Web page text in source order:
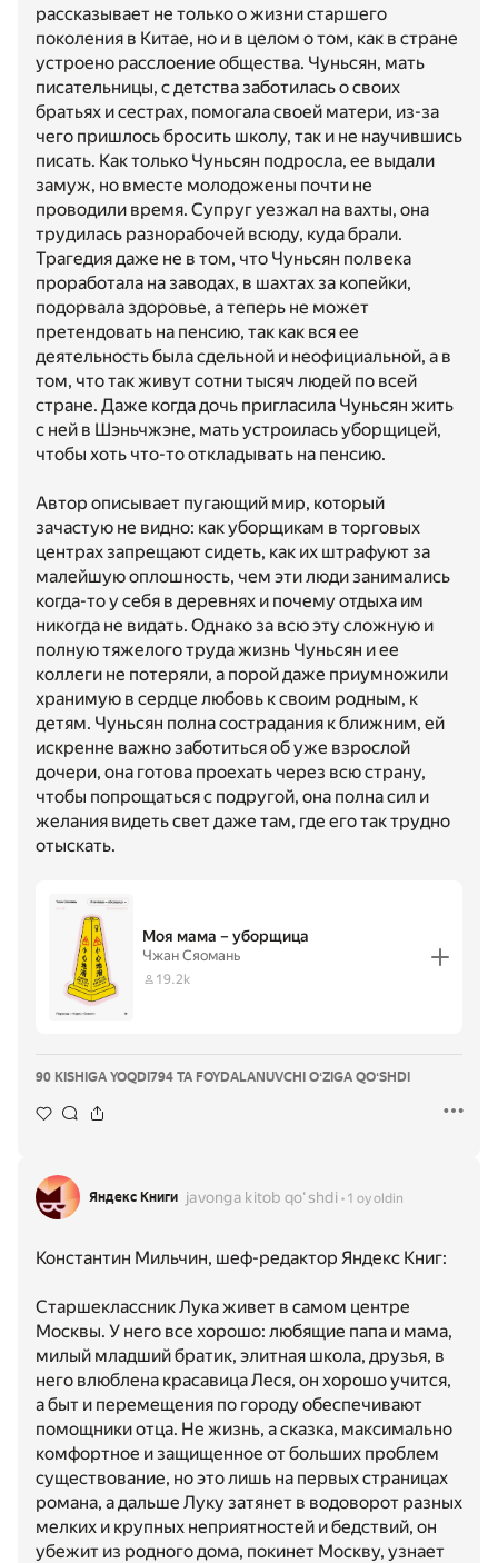
рассказывает не только о жизни старшего
поколения в Китае, но и в целом о том, как в стране
устроено расслоение общества. Чуньсян, мать
писательницы, с детства заботилась о своих
братьях и сестрах, помогала своей матери, из-за
чего пришлось бросить школу, так и не научившись
писать. Как только Чуньсян подросла, ее выдали
замуж, но вместе молодожены почти не
проводили время. Супруг уезжал на вахты, она
трудилась разнорабочей всюду, куда брали.
Трагедия даже не в том, что Чуньсян полвека
проработала на заводах, в шахтах за копейки,
подорвала здоровье, а теперь не может
претендовать на пенсию, так как вся ее
деятельность была сдельной и неофициальной, а в
том, что так живут сотни тысяч людей по всей
стране. Даже когда дочь пригласила Чуньсян жить
с ней в Шэньчжэне, мать устроилась уборщицей,
чтобы хоть что-то откладывать на пенсию.
Автор описывает пугающий мир, который
зачастую не видно: как уборщикам в торговых
центрах запрещают сидеть, как их штрафуют за
малейшую оплошность, чем эти люди занимались
когда-то у себя в деревнях и почему отдыха им
никогда не видать. Однако за всю эту сложную и
полную тяжелого труда жизнь Чуньсян и ее
коллеги не потеряли, а порой даже приумножили
хранимую в сердце любовь к своим родным, к
детям. Чуньсян полна сострадания к ближним, ей
искренне важно заботиться об уже взрослой
дочери, она готова проехать через всю страну,
чтобы попрощаться с подругой, она полна сил и
желания видеть свет даже там, где его так трудно
отыскать.
Моя мама – уборщица
Чжан Сяомань
19.2k
90 KISHIGA YOQDI 794 TA FOYDALANUVCHI OʻZIGA QOʻSHDI
Яндекс Книги javonga kitob qoʻshdi 1 oy oldin
Константин Мильчин, шеф-редактор Яндекс Книг:
Старшеклассник Лука живет в самом центре
Москвы. У него все хорошо: любящие папа и мама,
милый младший братик, элитная школа, друзья, в
него влюблена красавица Леся, он хорошо учится,
а быт и перемещения по городу обеспечивают
помощники отца. Не жизнь, а сказка, максимально
комфортное и защищенное от больших проблем
существование, но это лишь на первых страницах
романа, а дальше Луку затянет в водоворот разных
мелких и крупных неприятностей и бедствий, он
убежит из родного дома, покинет Москву, узнает